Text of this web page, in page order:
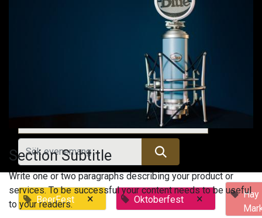
Kommande evenemang
BeerFest × Oktoberfest ×
Hay
Section Subtitle
Write one or two paragraphs describing your product or
services. To be successful your content needs to be useful
to your readers.